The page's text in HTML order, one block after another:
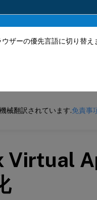
的に機械翻訳されています。
WANOP
械翻訳されています.免責事
Virtual
ザーの優先言語に切り替え